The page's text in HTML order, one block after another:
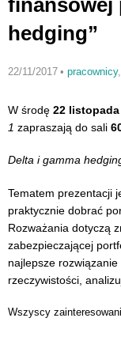
finansowej
hedging”
22/11/2017 • pracownicy,
W środę 22 listopada
1 zapraszają do sali
Delta i gamma
Tematem prezentacji
praktycznie dobrać
Rozważania dotyczą
zabezpieczającej
najlepsze
rzeczywistości,
Wszyscy